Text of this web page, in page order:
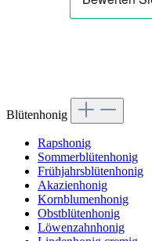
Blütenhonig
Rapshonig
Sommerblütenhonig
Frühjahrsblütenhonig
Akazienhonig
Kornblumenhonig
Obstblütenhonig
Löwenzahnhonig